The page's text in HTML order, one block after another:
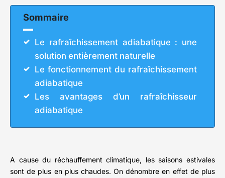
Sommaire
Le rafraîchissement adiabatique : une
solution entièrement naturelle
Le fonctionnement du rafraîchissement
adiabatique
Les avantages d’un rafraîchisseur
adiabatique
A cause du réchauffement climatique, les saisons estivales
sont de plus en plus chaudes. On dénombre en effet de plus